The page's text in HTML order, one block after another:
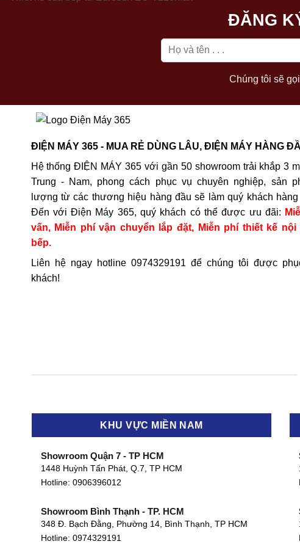
ĐĂNG
Chúng tôi sẽ
ĐIỆN MÁY 365 - MUA RẺ DÙNG LÂU, ĐIỆN MÁY HÀNG
Hệ thống ĐIỆN MÁY 365 với gần 50 showroom trải khắp 3
Trung - Nam, phong cách phục vụ chuyên nghiệp, sản
lượng từ các thương hiệu hàng đầu sẽ làm quý khách
Đến với Điện Máy 365, quý khách có thể được ưu đãi:
vấn, Miễn phí vận chuyển lắp đặt, Miễn phí thiết kế nội
bếp.
Liên hệ ngay hotline 0974329191 để chúng tôi được
khách!
KHU VỰC MIỀN NAM
Showroom Quận 7 - TP HCM
1448 Huỳnh Tấn Phát, Q.7, TP HCM
Hotline: 0906396012
Showroom Bình Thạnh - TP. HCM
348 Đ. Bạch Đằng, Phường 14, Bình Thạnh, TP HCM
Hotline: 0974329191